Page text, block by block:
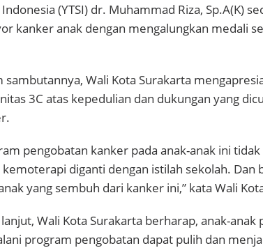
(YTSI) dr. Muhammad Riza, Sp.A(K)
kanker anak dengan mengalungkan medali
sambutannya, Wali Kota Surakarta
3C atas kepedulian dan dukungan yang
pengobatan kanker pada anak-anak ini
kemoterapi diganti dengan istilah sekolah. Dan
yang sembuh dari kanker ini,” kata Wali
Wali Kota Surakarta berharap, anak-
program pengobatan dapat pulih dan